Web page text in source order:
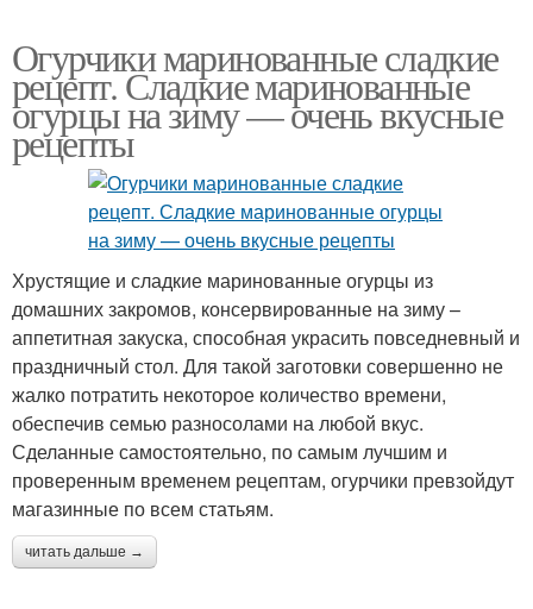
Огурчики маринованные сладкие
рецепт. Сладкие маринованные
огурцы на зиму — очень вкусные
рецепты
Хрустящие и сладкие маринованные огурцы из
домашних закромов, консервированные на зиму –
аппетитная закуска, способная украсить повседневный и
праздничный стол. Для такой заготовки совершенно не
жалко потратить некоторое количество времени,
обеспечив семью разносолами на любой вкус.
Сделанные самостоятельно, по самым лучшим и
проверенным временем рецептам, огурчики превзойдут
магазинные по всем статьям.
читать дальше →